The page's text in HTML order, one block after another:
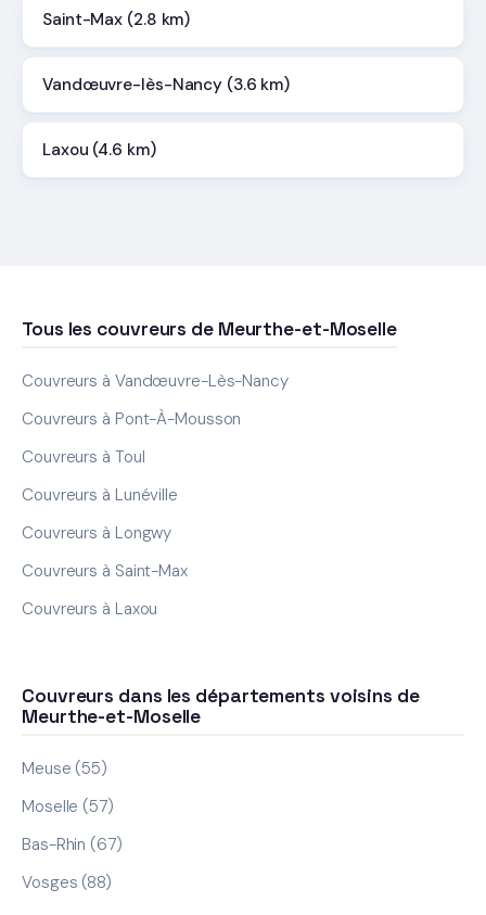
Saint-Max (2.8 km)
Vandœuvre-lès-Nancy (3.6 km)
Laxou (4.6 km)
Tous les couvreurs de Meurthe-et-Moselle
Couvreurs à Vandœuvre-Lès-Nancy
Couvreurs à Pont-À-Mousson
Couvreurs à Toul
Couvreurs à Lunéville
Couvreurs à Longwy
Couvreurs à Saint-Max
Couvreurs à Laxou
Couvreurs dans les départements voisins de
Meurthe-et-Moselle
Meuse (55)
Moselle (57)
Bas-Rhin (67)
Vosges (88)